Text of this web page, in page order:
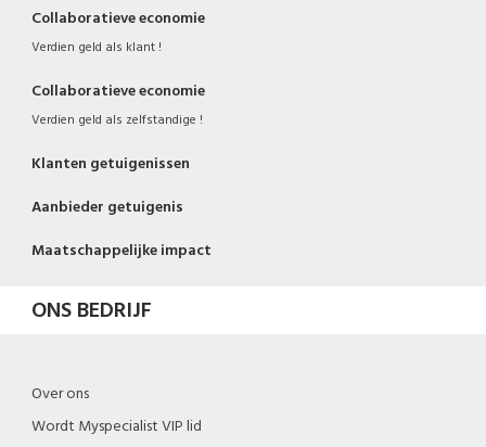
Collaboratieve economie
Verdien geld als klant !
Collaboratieve economie
Verdien geld als zelfstandige !
Klanten getuigenissen
Aanbieder getuigenis
Maatschappelijke impact
ONS BEDRIJF
Over ons
Wordt Myspecialist VIP lid